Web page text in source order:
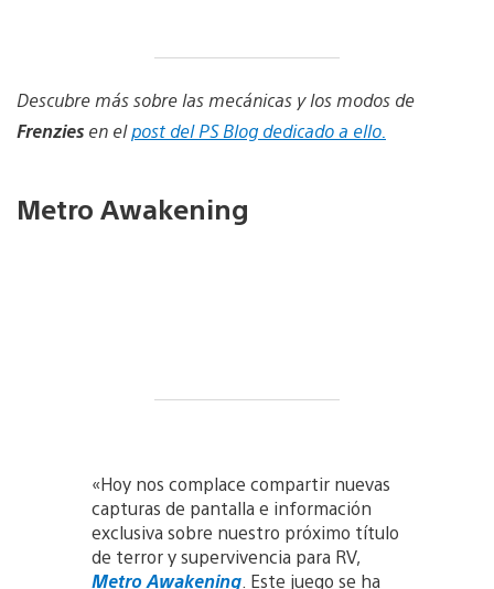
Descubre más sobre las mecánicas y los modos de
Frenzies en elpost del PS Blog dedicado a ello.
Metro Awakening
«Hoy nos complace compartir nuevas
capturas de pantalla e información
exclusiva sobre nuestro próximo título
de terror y supervivencia para RV,
Metro Awakening. Este juego se ha